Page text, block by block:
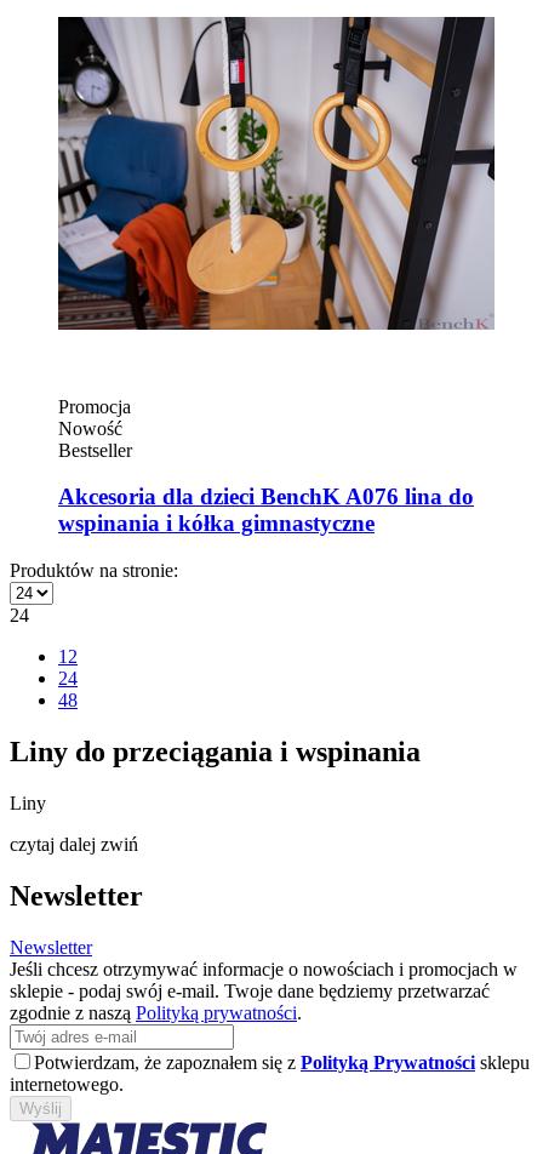
Promocja
Nowość
Bestseller
Akcesoria dla dzieci BenchK A076 lina do
wspinania i kółka gimnastyczne
Produktów na stronie:
24
12
24
48
Liny do przeciągania i wspinania
Liny
czytaj dalej zwiń
Newsletter
Newsletter
Jeśli chcesz otrzymywać informacje o nowościach i promocjach w
sklepie - podaj swój e-mail. Twoje dane będziemy przetwarzać
zgodnie z naszą Polityką prywatności.
Potwierdzam, że zapoznałem się z Polityką Prywatności sklepu
internetowego.
Wyślij